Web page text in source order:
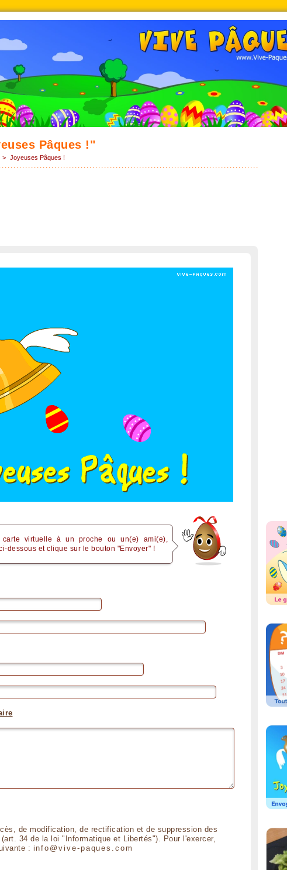
Pâques !"
> Joyeuses Pâques !
carte virtuelle à un proche ou un(e) ami(e),
dessous et clique sur le bouton "Envoyer" !
de modification, de rectification et de suppression des
loi "Informatique et Libertés"). Pour l'exercer,
: i n f o @ v i v e - p a q u e s . c o m